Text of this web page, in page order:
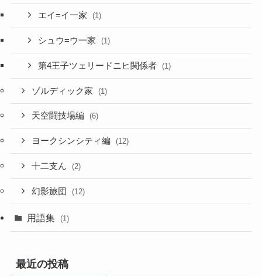
エイ=イ一家 (1)
シュウ=ウ一家 (1)
第4王子ツェリードニヒ関係者 (1)
ゾルディック家 (1)
天空闘技場編 (6)
ヨークシンシティ編 (12)
十二支ん (2)
幻影旅団 (12)
用語集 (1)
最近の投稿